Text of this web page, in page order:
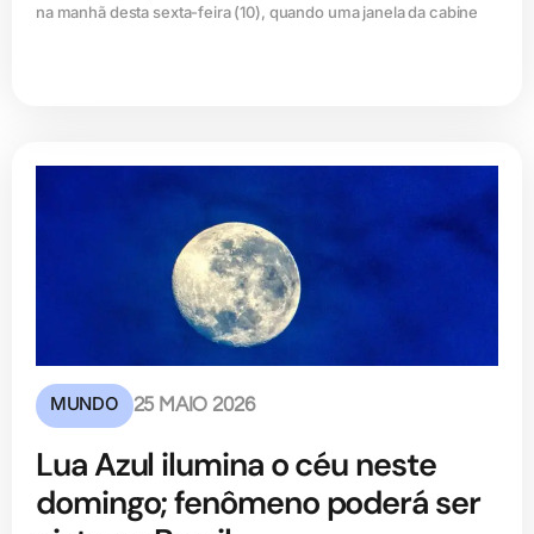
na manhã desta sexta-feira (10), quando uma janela da cabine
MUNDO 25 MAIO 2026
Lua Azul ilumina o céu neste
domingo; fenômeno poderá ser